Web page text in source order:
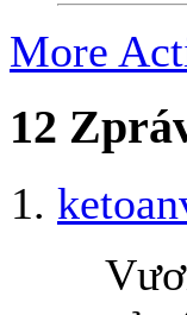
More
12